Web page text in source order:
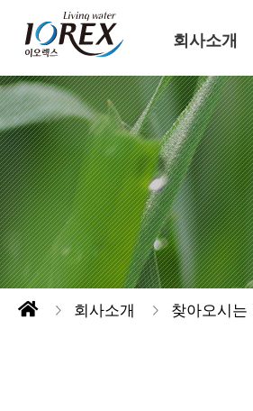
회사소개
회사소개 찾아오시는